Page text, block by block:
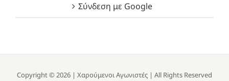
Σύνδεση με Google
Copyright © 2026 | Χαρούμενοι Αγωνιστές | All Rights Reserved